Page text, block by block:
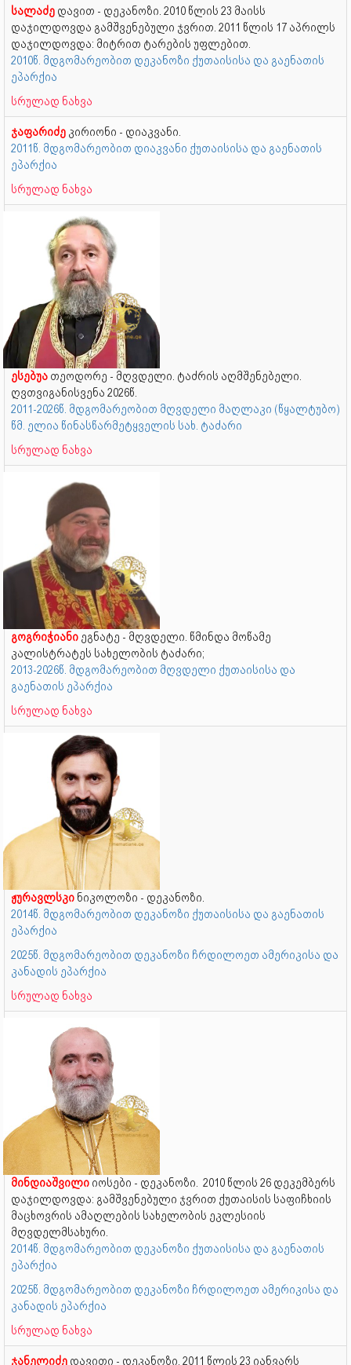
სალაძე დავით - დეკანოზი. 2010 წლის 23 მაისს
დაჯილდოვდა გამშვენებული ჯვრით. 2011 წლის 17 აპრილს
დაჯილდოვდა: მიტრით ტარების უფლებით.
2010წ. მდგომარეობით დეკანოზი ქუთაისისა და გაენათის
ეპარქია
სრულად ნახვა
ჯაფარიძე კირიონი - დიაკვანი.
2011წ. მდგომარეობით დიაკვანი ქუთაისისა და გაენათის
ეპარქია
სრულად ნახვა
ესებუა თეოდორე - მღვდელი. ტაძრის აღმშენებელი.
ღვთვიგანისვენა 2026წ.
2011-2026წ. მდგომარეობით მღვდელი მაღლაკი (წყალტუბო)
წმ. ელია წინასწარმეტყველის სახ. ტაძარი
სრულად ნახვა
გოგრიჭიანი ეგნატე - მღვდელი. წმინდა მოწამე
კალისტრატეს სახელობის ტაძარი;
2013-2026წ. მდგომარეობით მღვდელი ქუთაისისა და
გაენათის ეპარქია
სრულად ნახვა
ჟურავლსკი ნიკოლოზი - დეკანოზი.
2014წ. მდგომარეობით დეკანოზი ქუთაისისა და გაენათის
ეპარქია
2025წ. მდგომარეობით დეკანოზი ჩრდილოეთ ამერიკისა და
კანადის ეპარქია
სრულად ნახვა
მინდიაშვილი იოსები - დეკანოზი. 2010 წლის 26 დეკემბერს
დაჯილდოვდა: გამშვენებული ჯვრით ქუთაისის საფიჩხიის
მაცხოვრის ამაღლების სახელობის ეკლესიის
მღვდელმსახური.
2014წ. მდგომარეობით დეკანოზი ქუთაისისა და გაენათის
ეპარქია
2025წ. მდგომარეობით დეკანოზი ჩრდილოეთ ამერიკისა და
კანადის ეპარქია
სრულად ნახვა
ჯანელიძე დავითი - დეკანოზი. 2011 წლის 23 იანვარს